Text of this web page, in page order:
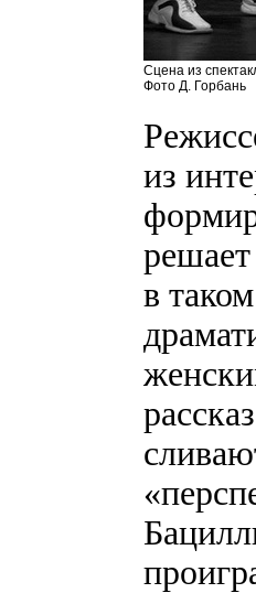
Сцена из
Фото Д. Горбань
из
в